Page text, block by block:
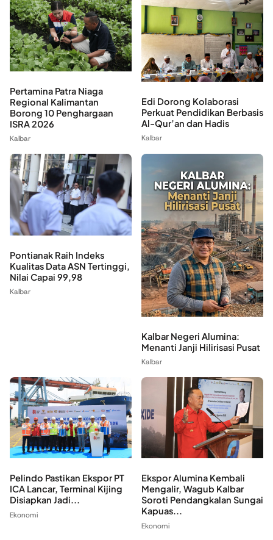
Pertamina Patra Niaga
Regional Kalimantan
Borong 10 Penghargaan
ISRA 2026
Kalbar
Edi Dorong Kolaborasi
Perkuat Pendidikan Berbasis
Al-Qur’an dan Hadis
Kalbar
Pontianak Raih Indeks
Kualitas Data ASN Tertinggi,
Nilai Capai 99,98
Kalbar
Kalbar Negeri Alumina:
Menanti Janji Hilirisasi Pusat
Kalbar
Pelindo Pastikan Ekspor PT
ICA Lancar, Terminal Kijing
Disiapkan Jadi...
Ekonomi
Ekspor Alumina Kembali
Mengalir, Wagub Kalbar
Soroti Pendangkalan Sungai
Kapuas...
Ekonomi